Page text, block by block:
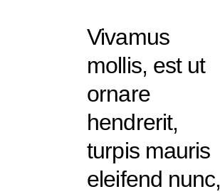
Vivamus
mollis, est ut
ornare
hendrerit,
turpis mauris
eleifend nunc,